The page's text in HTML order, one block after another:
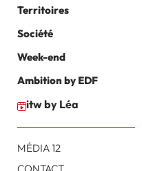
Territoires
Société
Week-end
Ambition by EDF
itw by Léa
MÉDIA 12